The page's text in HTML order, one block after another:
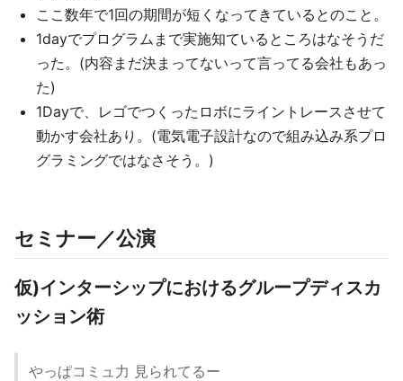
ここ数年で1回の期間が短くなってきているとのこと。
1dayでプログラムまで実施知ているところはなそうだ
った。(内容まだ決まってないって言ってる会社もあっ
た)
1Dayで、レゴでつくったロボにライントレースさせて
動かす会社あり。(電気電子設計なので組み込み系プロ
グラミングではなさそう。)
セミナー／公演
仮)インターシップにおけるグループディスカ
ッション術
やっぱコミュ力 見られてるー